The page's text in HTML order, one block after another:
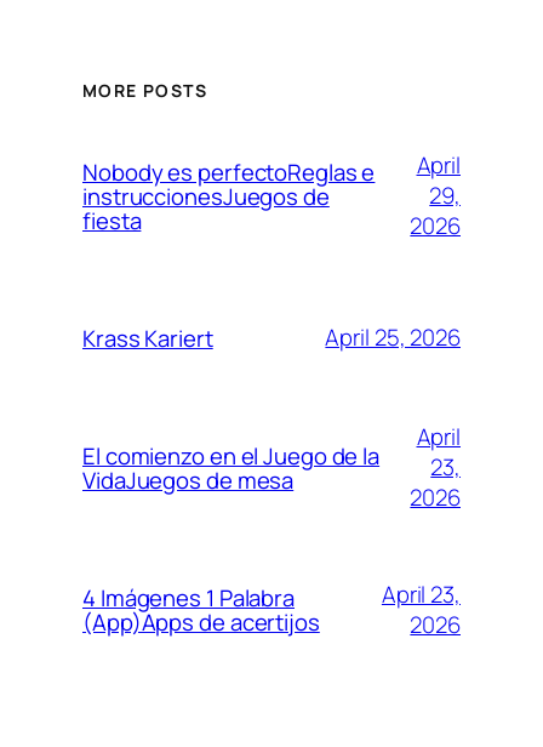
MORE POSTS
Nobody es perfectoReglas e
instruccionesJuegos de
fiesta
April
29,
2026
Krass Kariert April 25, 2026
El comienzo en el Juego de la
VidaJuegos de mesa
April
23,
2026
4 Imágenes 1 Palabra
(App)Apps de acertijos
April 23,
2026